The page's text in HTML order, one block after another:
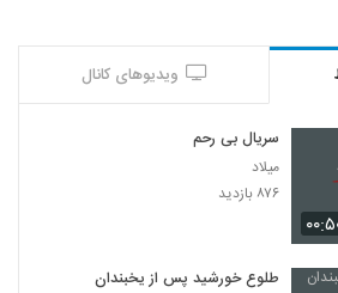
ویدیوهای کانال
سریال بی رحم
میلاد
۸۷۶ بازدید
طلوع خورشید پس از یخبندان